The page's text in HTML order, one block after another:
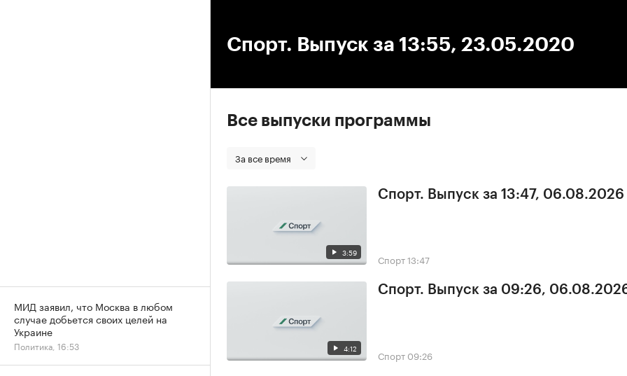
Спорт. Выпуск за 13:55, 23.05.2020
Все выпуски программы
За все время
3:59
Спорт. Выпуск за 13:47, 06.08.2026
Спорт13:47
4:12
Спорт. Выпуск за 09:26,
Спорт 09:26
МИД заявил, что Москва в любом
случае добьется своих целей на
Украине
Политика, 16:53